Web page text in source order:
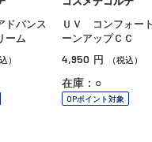
ドバンス
ーム
）
ＵＶ コンフォー
ーンアップＣＣ
4,950 円 （税込）
在庫：○
OPポイント対象